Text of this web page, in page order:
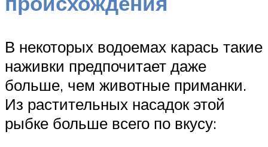
В некоторых водоемах карась такие
наживки предпочитает даже
больше, чем животные приманки.
Из растительных насадок этой
рыбке больше всего по вкусу: